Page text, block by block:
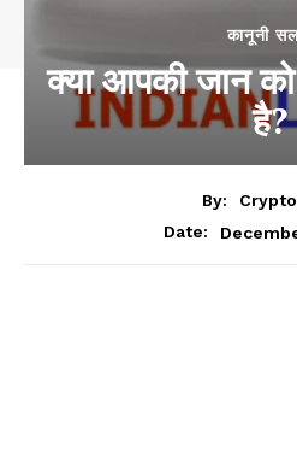
कानूनी
क्या आपकी जान
है?
By:
Date: